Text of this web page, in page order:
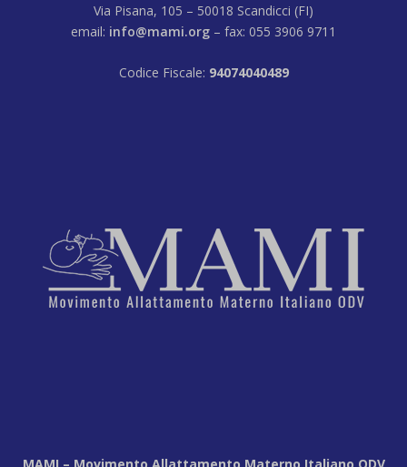
Via Pisana, 105 – 50018 Scandicci (FI)
email: info@mami.org – fax: 055 3906 9711
Codice Fiscale: 94074040489